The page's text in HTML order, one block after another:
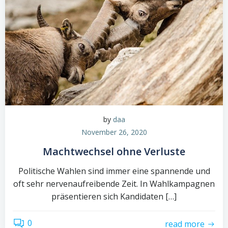
by daa
November 26, 2020
Machtwechsel ohne Verluste
Politische Wahlen sind immer eine spannende und
oft sehr nervenaufreibende Zeit. In Wahlkampagnen
präsentieren sich Kandidaten […]
0 read more